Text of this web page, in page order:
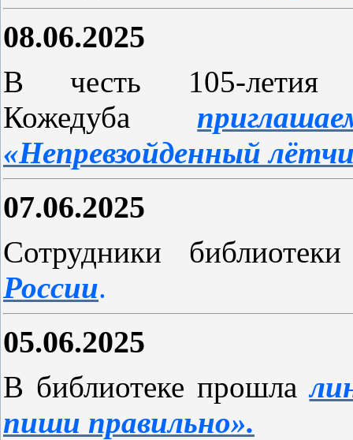
08.06.2025
В честь 105-
Кожедуба
«Непревзойденный
07.06.2025
Сотрудники
России.
05.06.2025
В библиотеке прошла
пиши правильно».